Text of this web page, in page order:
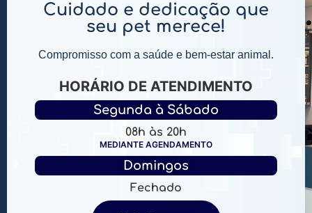
Cuidado e dedicação que
seu pet merece!
Compromisso com a saúde e bem-estar animal.
HORÁRIO DE ATENDIMENTO
Segunda à Sábado
08h às 20h
MEDIANTE AGENDAMENTO
Domingos
Fechado